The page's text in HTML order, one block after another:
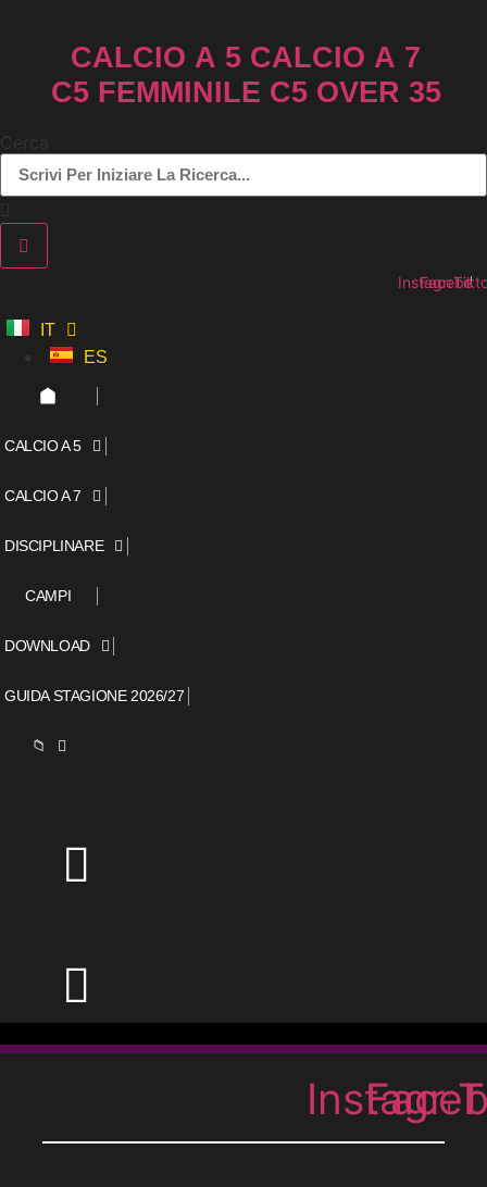
contenutoCALCIO A 5 CALCIO A 7
C5 FEMMINILE C5 OVER 35
Cerca
Instagram
IT
ES
CALCIO A 5
CALCIO A 7
DISCIPLINARE
CAMPI
DOWNLOAD
GUIDA STAGIONE 2026/27
📁